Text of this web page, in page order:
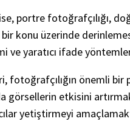
portre fotoğrafçılığı,
bir konu üzerinde
ve yaratıcı ifade
önemli bir
görsellerin etkisini
yetiştirmeyi